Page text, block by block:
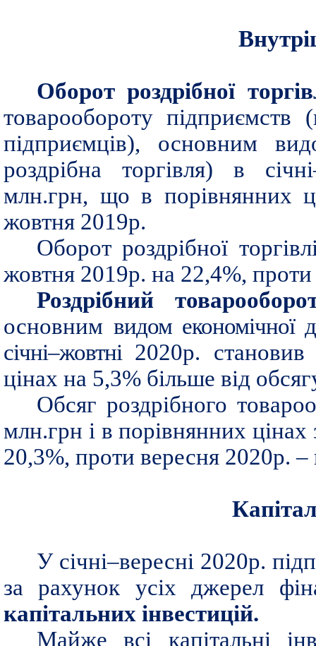
Оборот роздрібної
товарообороту
підприємців), основним
роздрібна торгівля) в
млн.грн, що в порівнянних
жовтня 2019р.
Оборот роздрібної
жовтня 2019р. на 22,4%,
Роздрібний
основним видом економічної
січні–жовтні 2020р.
цінах на 5,3% більше від
Обсяг роздрібного
млн.грн і в порівнянних
20,3%, проти вересня 2020р. –
У січні–вересні 2020р.
за рахунок усіх джерел
капітальних інвестицій.
Майже всі капітальні